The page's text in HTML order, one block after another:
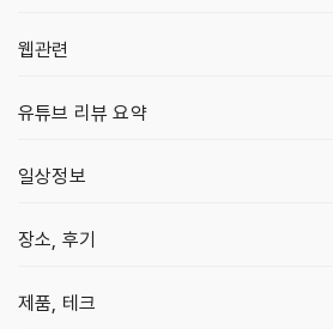
웹관련
유튜브 리뷰 요약
일상정보
장소, 후기
제품, 테크